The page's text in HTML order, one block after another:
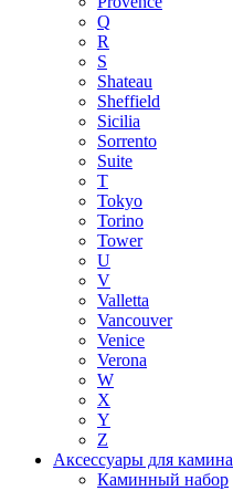
Q
R
S
Shateau
Sheffield
Sicilia
Sorrento
Suite
T
Tokyo
Torino
Tower
U
V
Valletta
Vancouver
Venice
Verona
W
X
Y
Z
Аксессуары для камина
Каминный набор